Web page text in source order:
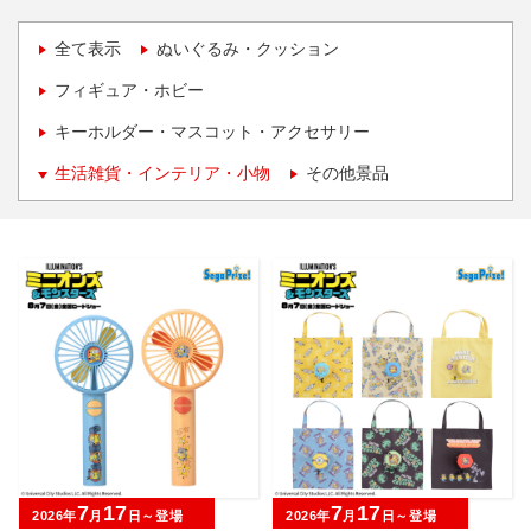
全て表示 ぬいぐるみ・クッション
フィギュア・ホビー
キーホルダー・マスコット・アクセサリー
生活雑貨・インテリア・小物 その他景品
2026年7月 17 日～登場 2026年7月 17 日～登場